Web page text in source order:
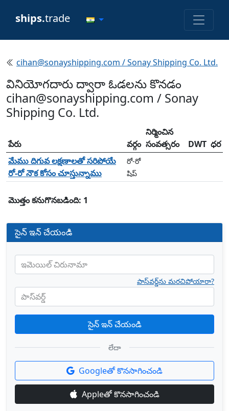
ships.trade
cihan@sonayshipping.com / Sonay Shipping Co. Ltd.
వినియోగదారు ద్వారా ఓడలను కొనడం
cihan@sonayshipping.com / Sonay
Shipping Co. Ltd.
పేరు వర్గం
నిర్మించిన
సంవత్సరం
DWT ధర
మేము దిగువ లక్షణాలతో సరిపోయే
రో-రో నౌక కోసం చూస్తున్నాము
రో-రో
షిప్
మొత్తం కనుగొనబడింది: 1
సైన్ ఇన్ చేయండి
ఇమెయిల్ చిరునామా
పాస్‌వర్డ్
పాస్‌వర్డ్‌ను మరచిపోయారా?
సైన్ ఇన్ చేయండి
లేదా
Googleతో కొనసాగించండి
Appleతో కొనసాగించండి